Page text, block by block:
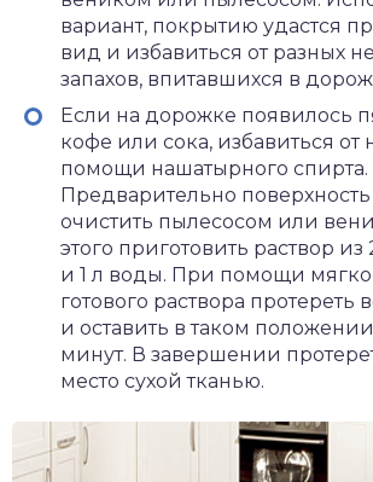
вариант, покрытию удастся
вид и избавиться от разных
запахов, впитавшихся в
Если на дорожке появилось
кофе или сока, избавиться
помощи нашатырного спирта.
Предварительно
очистить пылесосом или
этого приготовить раствор из
и 1 л воды. При помощи
готового раствора протереть
и оставить в таком положении
минут. В завершении
место сухой тканью.